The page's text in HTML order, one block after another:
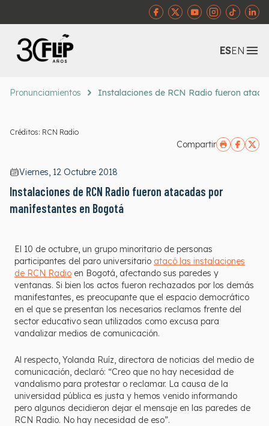
ESEN
Pronunciamientos Instalaciones de RCN Radio fueron
Créditos: RCN Radio
Compartir
Viernes, 12 Octubre 2018
Instalaciones de RCN Radio fueron atacadas por
manifestantes en Bogotá
El 10 de octubre, un grupo minoritario de personas
participantes del paro universitario atacó las instalaciones
de RCN Radio en Bogotá, afectando sus paredes y
ventanas. Si bien los actos fueron rechazados por los demás
manifestantes, es preocupante que el espacio democrático
en el que se presentan los necesarios reclamos frente del
sector educativo sean utilizados como excusa para
vandalizar medios de comunicación.
Al respecto, Yolanda Ruíz, directora de noticias del medio de
comunicación, declaró: “Creo que no hay necesidad de
vandalismo para protestar o reclamar. La causa de la
universidad pública es justa y hemos venido informando
pero algunos decidieron dejar el mensaje en las paredes de
RCN Radio. No hay necesidad de eso”.